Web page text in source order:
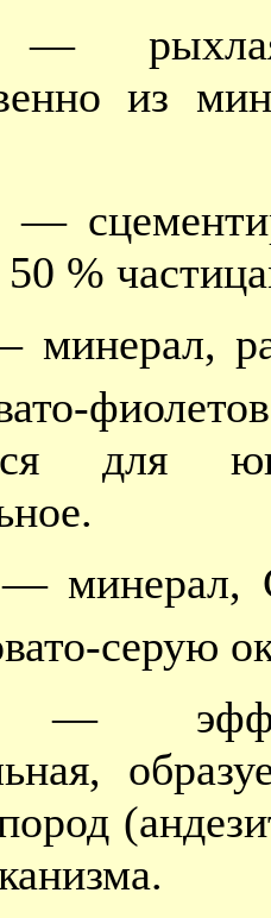
—
из
—
%
для
минерал,
серую
—